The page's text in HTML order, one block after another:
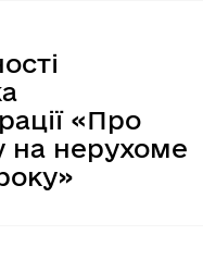
«Про
на нерухоме